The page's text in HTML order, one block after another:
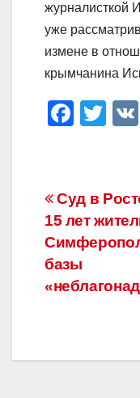
журналисткой
уже
измене в
крымчанина
F
e
b
o
o
k
T
er
по
записям
Суд в
15 лет
базы